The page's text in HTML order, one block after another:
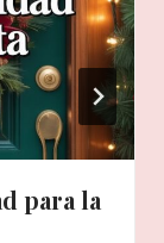
para la